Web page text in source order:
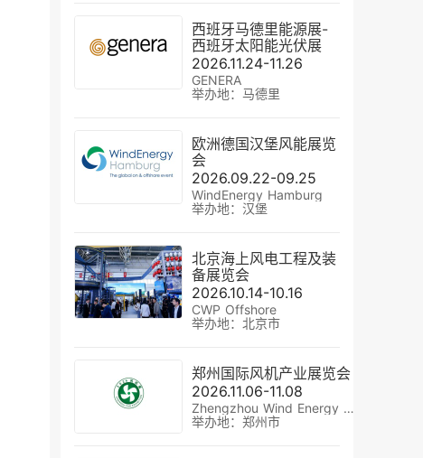
西班牙马德里能源展-
西班牙太阳能光伏展
2026.11.24-11.26
GENERA
举办地：马德里
欧洲德国汉堡风能展览
会
2026.09.22-09.25
WindEnergy Hamburg
举办地：汉堡
北京海上风电工程及装
备展览会
2026.10.14-10.16
CWP Offshore
举办地：北京市
郑州国际风机产业展览会
2026.11.06-11.08
Zhengzhou Wind Energy Exhibition
举办地：郑州市